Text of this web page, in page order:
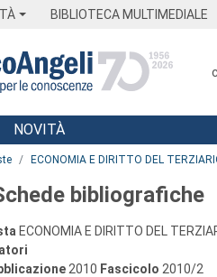
BIBLIOTECA MULTIMEDIALE
NOVITÀ
ECONOMIA E DIRITTO DEL
bibliografiche
ECONOMIA E DIRITTO DEL
2010 Fascicolo 2010/2